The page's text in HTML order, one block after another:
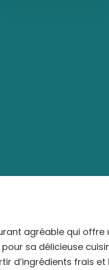
agréable qui
sa délicieuse
d’ingrédients frais